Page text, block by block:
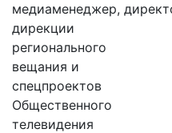
медиаменеджер,
дирекции
регионального
вещания и
спецпроектов
Общественного
телевидения